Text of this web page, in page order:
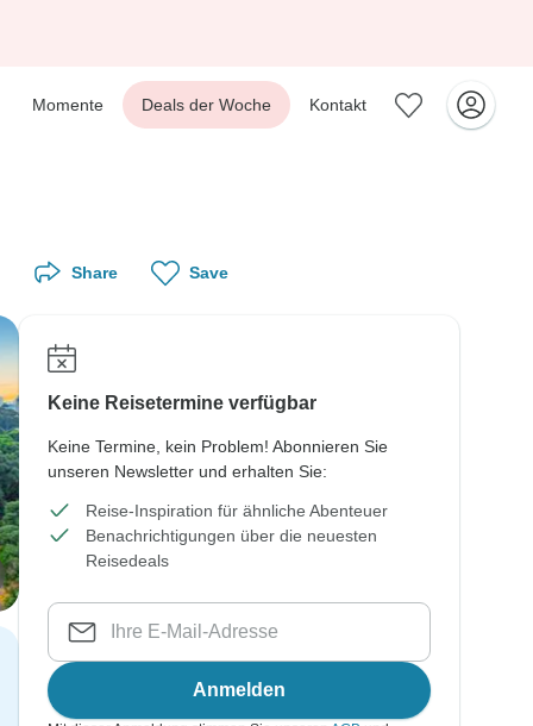
Momente Deals der Woche Kontakt
Share Save
Keine Reisetermine verfügbar
Keine Termine, kein Problem! Abonnieren Sie
unseren Newsletter und erhalten Sie:
Reise-Inspiration für ähnliche Abenteuer
Benachrichtigungen über die neuesten
Reisedeals
Anmelden